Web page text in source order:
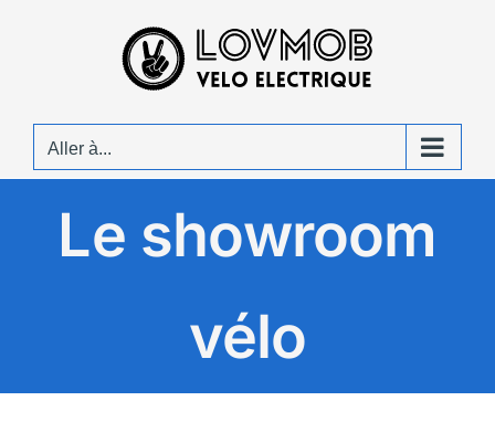
Aller à...
Le showroom
vélo